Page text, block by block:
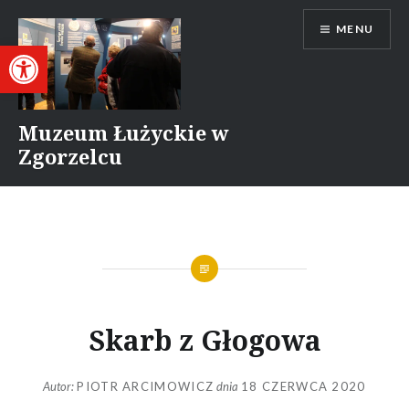
Otwórz pasek narzędzi
treści
Muzeum Łużyckie w
Zgorzelcu
MENU
Skarb z Głogowa
Autor:PIOTR ARCIMOWICZ dnia 18 CZERWCA 2020